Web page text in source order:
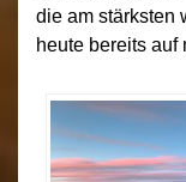
die am stärksten
heute bereits auf